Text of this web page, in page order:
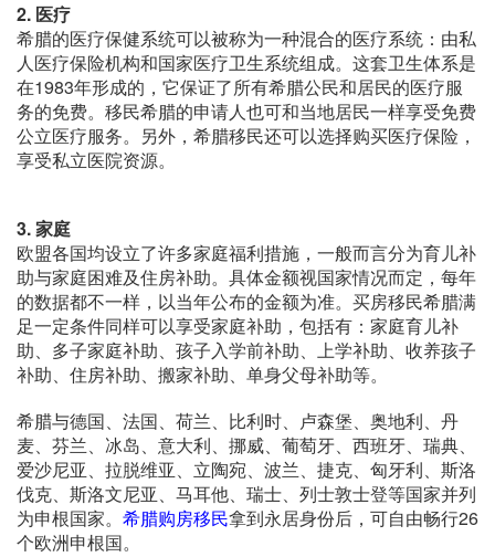
2. 医疗
希腊的医疗保健系统可以被称为一种混合的医疗系统：由私
人医疗保险机构和国家医疗卫生系统组成。这套卫生体系是
在1983年形成的，它保证了所有希腊公民和居民的医疗服
务的免费。移民希腊的申请人也可和当地居民一样享受免费
公立医疗服务。另外，希腊移民还可以选择购买医疗保险，
享受私立医院资源。
3. 家庭
欧盟各国均设立了许多家庭福利措施，一般而言分为育儿补
助与家庭困难及住房补助。具体金额视国家情况而定，每年
的数据都不一样，以当年公布的金额为准。买房移民希腊满
足一定条件同样可以享受家庭补助，包括有：家庭育儿补
助、多子家庭补助、孩子入学前补助、上学补助、收养孩子
补助、住房补助、搬家补助、单身父母补助等。
希腊与德国、法国、荷兰、比利时、卢森堡、奥地利、丹
麦、芬兰、冰岛、意大利、挪威、葡萄牙、西班牙、瑞典、
爱沙尼亚、拉脱维亚、立陶宛、波兰、捷克、匈牙利、斯洛
伐克、斯洛文尼亚、马耳他、瑞士、列士敦士登等国家并列
为申根国家。 希腊购房移民拿到永居身份后，可自由畅行26
个欧洲申根国。